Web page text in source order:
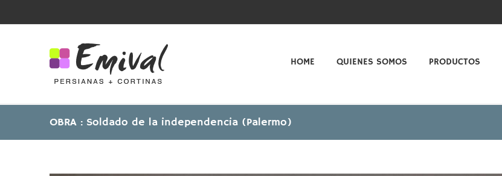
HOME QUIENES SOMOS PRODUCTOS
OBRA : Soldado de la independencia (Palermo)